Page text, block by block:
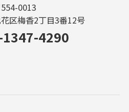
554-0013
区梅香2丁目3番12号
4290